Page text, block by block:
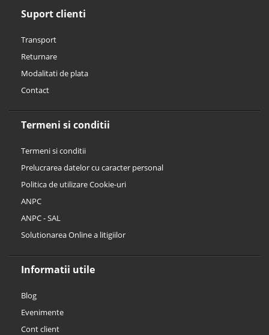
Suport clienti
Transport
Returnare
Modalitati de plata
Contact
Termeni si conditii
Termeni si conditii
Prelucrarea datelor cu caracter personal
Politica de utilizare Cookie-uri
ANPC
ANPC - SAL
Solutionarea Online a litigiilor
Informatii utile
Blog
Evenimente
Cont client